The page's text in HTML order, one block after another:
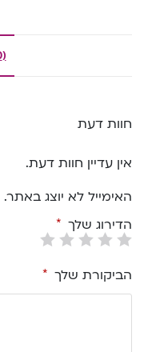
(0) ביקורות
חוות דעת
אין עדיין חוות דעת.
האימייל לא יוצג באתר.
הדירוג שלך *
הביקורת שלך *